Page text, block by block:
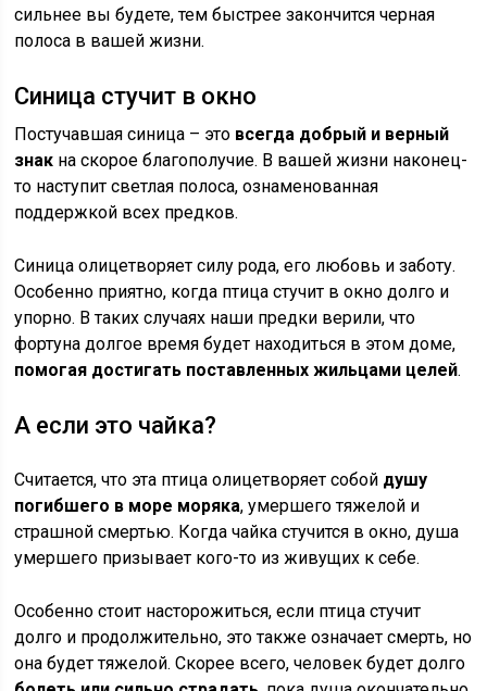
сильнее вы будете, тем быстрее закончится черная
полоса в вашей жизни.
Синица стучит в окно
Постучавшая синица – это всегда добрый и верный
знак на скорое благополучие. В вашей жизни наконец-
то наступит светлая полоса, ознаменованная
поддержкой всех предков.
Синица олицетворяет силу рода, его любовь и заботу.
Особенно приятно, когда птица стучит в окно долго и
упорно. В таких случаях наши предки верили, что
фортуна долгое время будет находиться в этом доме,
помогая достигать поставленных жильцами целей.
А если это чайка?
Считается, что эта птица олицетворяет собой душу
погибшего в море моряка, умершего тяжелой и
страшной смертью. Когда чайка стучится в окно, душа
умершего призывает кого-то из живущих к себе.
Особенно стоит насторожиться, если птица стучит
долго и продолжительно, это также означает смерть, но
она будет тяжелой. Скорее всего, человек будет долго